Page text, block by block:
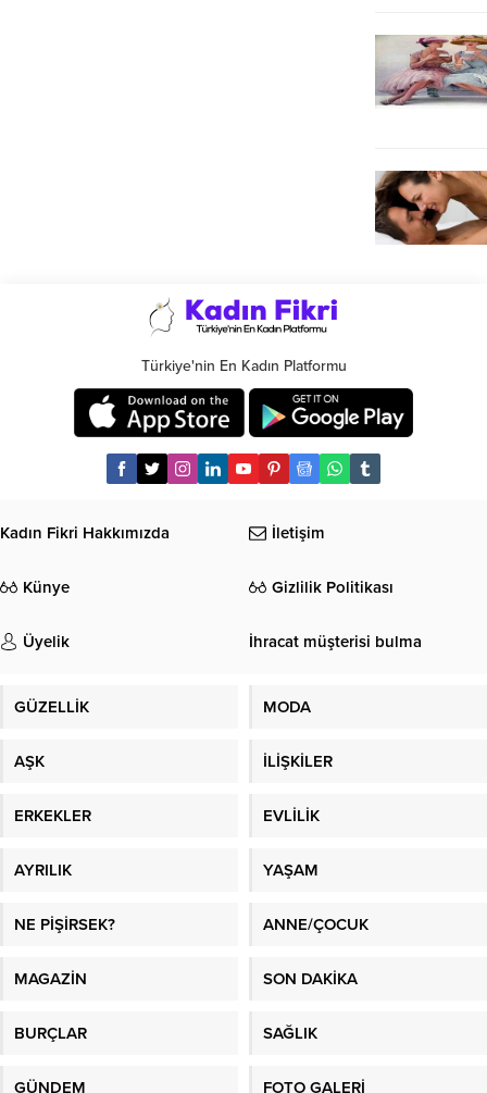
Türkiye'nin En Kadın Platformu
Kadın Fikri Hakkımızda İletişim
Künye Gizlilik Politikası
Üyelik İhracat müşterisi bulma
GÜZELLİK MODA
AŞK İLİŞKİLER
ERKEKLER EVLİLİK
AYRILIK YAŞAM
NE PİŞİRSEK? ANNE/ÇOCUK
MAGAZİN SON DAKİKA
BURÇLAR SAĞLIK
GÜNDEM FOTO GALERİ